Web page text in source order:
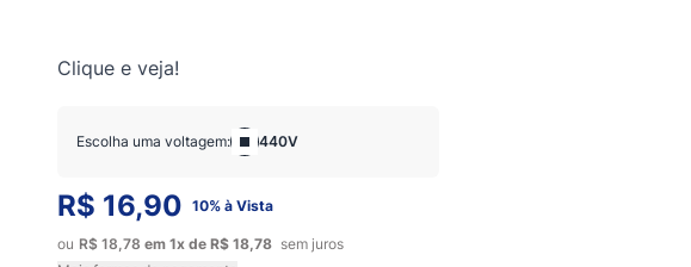
Clique e veja!
Escolha uma voltagem: 440V
R$ 16,90 10% à Vista
ou R$ 18,78 em 1x de R$ 18,78 sem juros